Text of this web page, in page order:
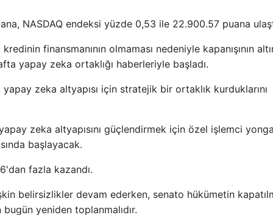
NASDAQ endeksi yüzde 0,53 ile 22.900.57 puana
finansmanının olmaması nedeniyle kapanışının
yapay zeka ortaklığı haberleriyle başladı.
zeka altyapısı için stratejik bir ortaklık kurduklarını
zeka altyapısını güçlendirmek için özel işlemci
başlayacak.
fazla kazandı.
belirsizlikler devam ederken, senato hükümetin
yeniden toplanmalıdır.